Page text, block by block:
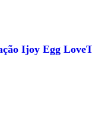
Ijoy Egg